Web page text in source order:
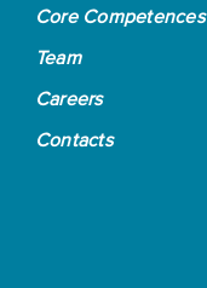
Core Competences
Team
Careers
Contacts